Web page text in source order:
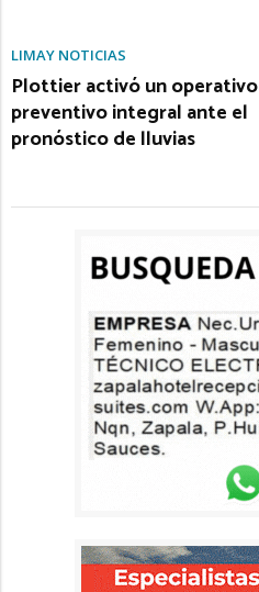
LIMAY NOTICIAS
Plottier activó un operativo
preventivo integral ante el
pronóstico de lluvias